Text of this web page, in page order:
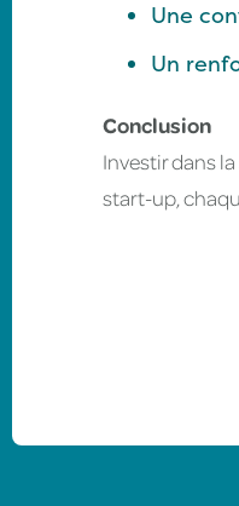
Une
Un
Conclusion
Investir dans
start-up,